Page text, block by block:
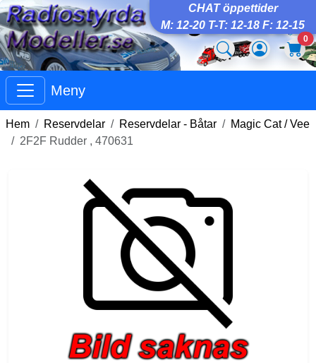
CHAT öppettider
M: 12-20 T-T: 12-18 F: 12-15
0
Meny
Hem Reservdelar Reservdelar - Båtar
Magic Cat / Vee
2F2F Rudder , 470631